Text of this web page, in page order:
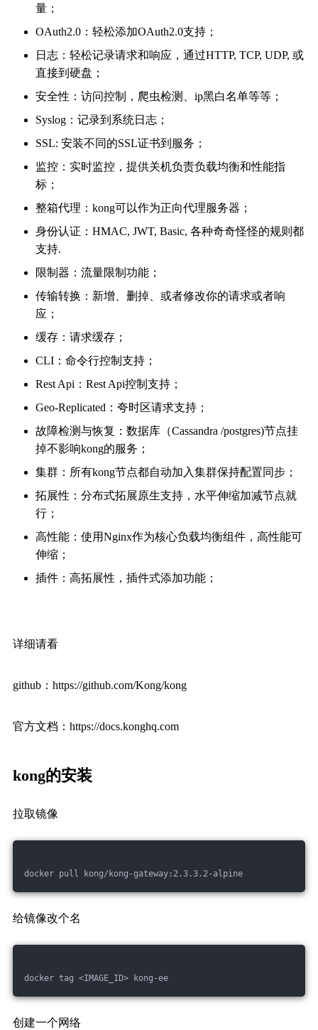
量；
OAuth2.0：轻松添加OAuth2.0支持；
日志：轻松记录请求和响应，通过HTTP, TCP, UDP, 或
直接到硬盘；
安全性：访问控制，爬虫检测、ip黑白名单等等；
Syslog：记录到系统日志；
SSL: 安装不同的SSL证书到服务；
监控：实时监控，提供关机负责负载均衡和性能指
标；
整箱代理：kong可以作为正向代理服务器；
身份认证：HMAC, JWT, Basic, 各种奇奇怪怪的规则都
支持.
限制器：流量限制功能；
传输转换：新增、删掉、或者修改你的请求或者响
应；
缓存：请求缓存；
CLI：命令行控制支持；
Rest Api：Rest Api控制支持；
Geo-Replicated：夸时区请求支持；
故障检测与恢复：数据库（Cassandra /postgres)节点挂
掉不影响kong的服务；
集群：所有kong节点都自动加入集群保持配置同步；
拓展性：分布式拓展原生支持，水平伸缩加减节点就
行；
高性能：使用Nginx作为核心负载均衡组件，高性能可
伸缩；
插件：高拓展性，插件式添加功能；
详细请看
github：https://github.com/Kong/kong
官方文档：https://docs.konghq.com
kong的安装
拉取镜像
docker pull kong/kong-gateway:2.3.3.2-alpine
给镜像改个名
docker tag <IMAGE_ID> kong-ee
创建一个网络